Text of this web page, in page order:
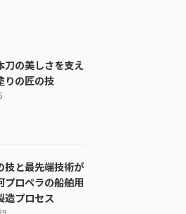
刀の美しさを支え
りの匠の技
技と最先端技術が
プロペラの船舶用
造プロセス